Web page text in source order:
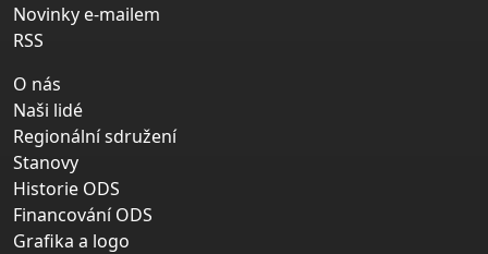
Novinky e-mailem
RSS
O nás
Naši lidé
Regionální sdružení
Stanovy
Historie ODS
Financování ODS
Grafika a logo